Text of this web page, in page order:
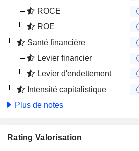
ROCE
ROE
Santé financière
Levier financier
Levier d'endettement
Intensité capitalistique
Plus de notes
Rating Valorisation